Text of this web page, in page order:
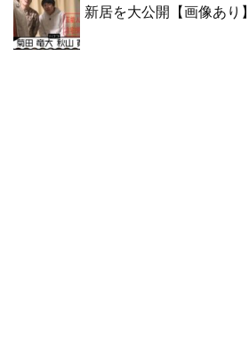
新居を大公開【画像あり】